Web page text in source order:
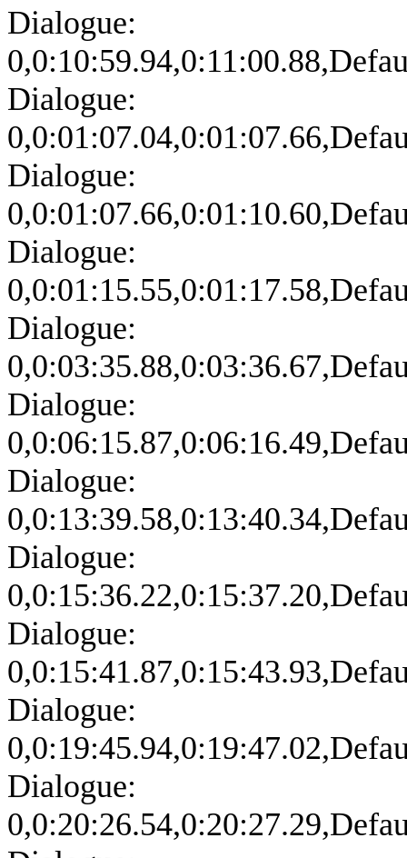
Dialogue:
Dialogue:
Dialogue:
Dialogue:
Dialogue:
Dialogue:
Dialogue:
Dialogue:
Dialogue:
Dialogue:
Dialogue: